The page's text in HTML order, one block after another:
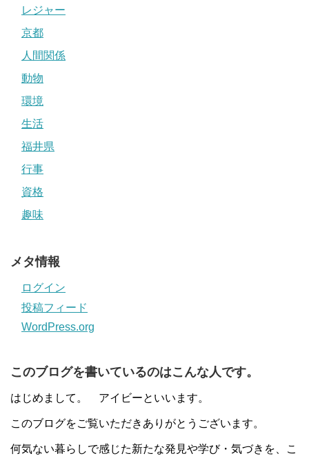
レジャー
京都
人間関係
動物
環境
生活
福井県
行事
資格
趣味
メタ情報
ログイン
投稿フィード
WordPress.org
このブログを書いているのはこんな人です。
はじめまして。 アイビーといいます。
このブログをご覧いただきありがとうございます。
何気ない暮らしで感じた新たな発見や学び・気づきを、こ